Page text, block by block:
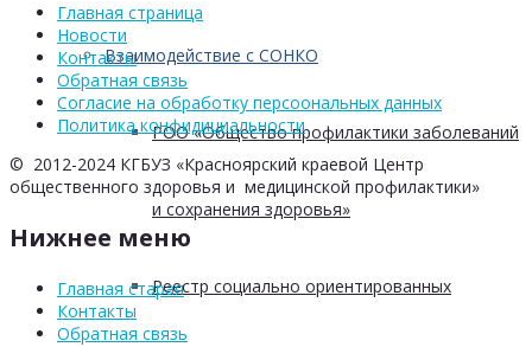
Взаимодействие с СОНКО
РОО «Общество профилактики заболеваний
и сохранения здоровья»
Реестр социально ориентированных
Главная страница
Новости
Контакты
Обратная связь
Согласие на обработку персоональных данных
Политика конфидициальности
© 2012-2024 КГБУЗ «Красноярский краевой Центр
общественного здоровья и медицинской профилактики»
Нижнее меню
Главная старая
Контакты
Обратная связь